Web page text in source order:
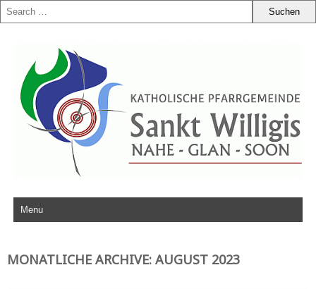
Zum Inhalt springen
MONATLICHE ARCHIVE: AUGUST 2023